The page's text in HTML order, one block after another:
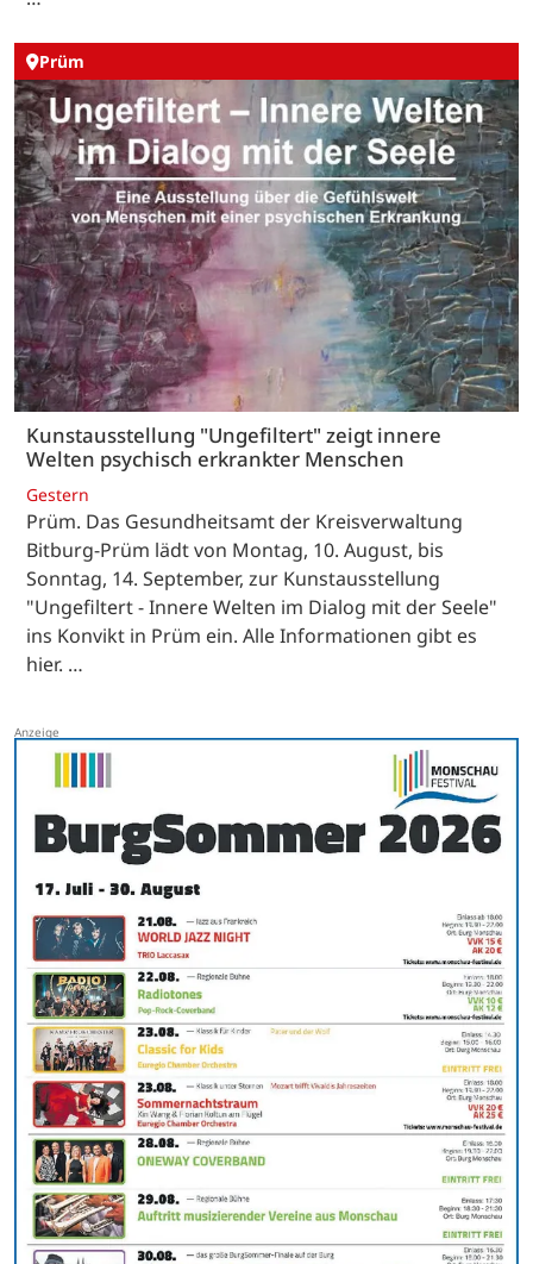
Prüm
Kunstausstellung "Ungefiltert" zeigt innere
Welten psychisch erkrankter Menschen
Gestern
Prüm. Das Gesundheitsamt der Kreisverwaltung
Bitburg-Prüm lädt von Montag, 10. August, bis
Sonntag, 14. September, zur Kunstausstellung
"Ungefiltert - Innere Welten im Dialog mit der Seele"
ins Konvikt in Prüm ein. Alle Informationen gibt es
hier. …